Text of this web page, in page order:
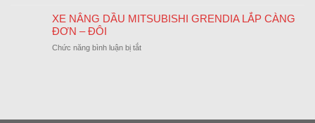
NĂM
KHÁNH
Lịch
Tết
XE NÂNG DẦU MITSUBISHI GRENDIA LẮP CÀNG
ĐƠN – ĐÔI
Chức năng bình luận bị tắtở
LẮP